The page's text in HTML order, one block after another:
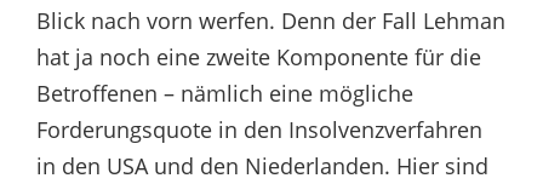
Blick nach vorn werfen. Denn der Fall Lehman
hat ja noch eine zweite Komponente für die
Betroffenen – nämlich eine mögliche
Forderungsquote in den Insolvenzverfahren
in den USA und den Niederlanden. Hier sind